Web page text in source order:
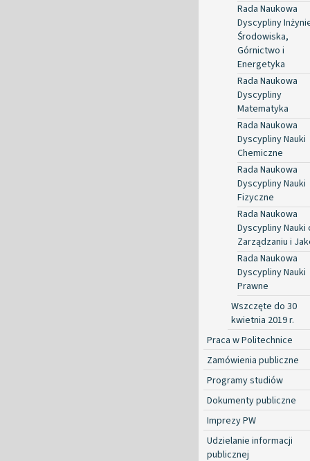
Rada Naukowa
Dyscypliny
Środowiska,
Górnictwo i
Energetyka
Rada Naukowa
Dyscypliny
Matematyka
Rada Naukowa
Dyscypliny Nauki
Chemiczne
Rada Naukowa
Dyscypliny Nauki
Fizyczne
Rada Naukowa
Dyscypliny Nauki
Zarządzaniu i
Rada Naukowa
Dyscypliny Nauki
Prawne
Wszczęte do 30
kwietnia 2019 r.
Praca w Politechnice
Zamówienia publiczne
Programy studiów
Dokumenty publiczne
Imprezy PW
Udzielanie informacji
publicznej